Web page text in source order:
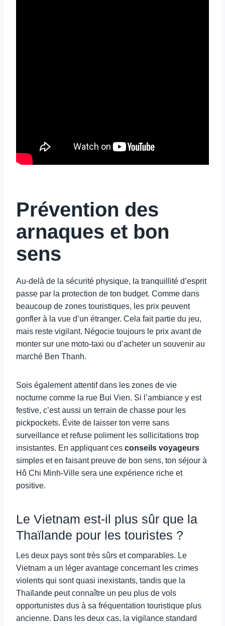
Prévention des
arnaques et bon
sens
Au-delà de la sécurité physique, la tranquillité d’esprit
passe par la protection de ton budget. Comme dans
beaucoup de zones touristiques, les prix peuvent
gonfler à la vue d’un étranger. Cela fait partie du jeu,
mais reste vigilant. Négocie toujours le prix avant de
monter sur une moto-taxi ou d’acheter un souvenir au
marché Ben Thanh.
Sois également attentif dans les zones de vie
nocturne comme la rue Bui Vien. Si l’ambiance y est
festive, c’est aussi un terrain de chasse pour les
pickpockets. Évite de laisser ton verre sans
surveillance et refuse poliment les sollicitations trop
insistantes. En appliquant ces conseils voyageurs
simples et en faisant preuve de bon sens, ton séjour à
Hô Chi Minh-Ville sera une expérience riche et
positive.
Le Vietnam est-il plus sûr que la
Thaïlande pour les touristes ?
Les deux pays sont très sûrs et comparables. Le
Vietnam a un léger avantage concernant les crimes
violents qui sont quasi inexistants, tandis que la
Thaïlande peut connaître un peu plus de vols
opportunistes dus à sa fréquentation touristique plus
ancienne. Dans les deux cas, la vigilance standard